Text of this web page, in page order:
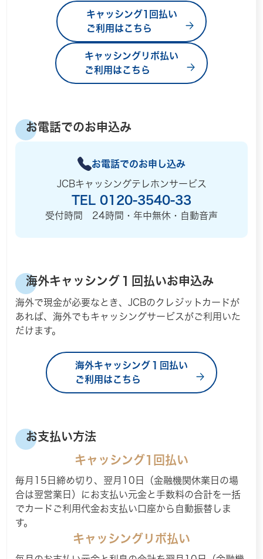
キャッシング1回払い
ご利用はこちら
キャッシングリボ払い
ご利用はこちら
お電話でのお申込み
お電話でのお申し込み
JCBキャッシングテレホンサービス
TEL 0120-3540-33
受付時間 24時間・年中無休・自動音声
海外キャッシング１回払いお申込み
海外で現金が必要なとき、JCBのクレジットカードが
あれば、海外でもキャッシングサービスがご利用いた
だけます。
海外キャッシング１回払い
ご利用はこちら
お支払い方法
キャッシング1回払い
毎月15日締め切り、翌月10日（金融機関休業日の場
合は翌営業日）にお支払い元金と手数料の合計を一括
でカードご利用代金お支払い口座から自動振替しま
す。
キャッシングリボ払い